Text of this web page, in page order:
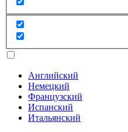
Английский
Немецкий
Французский
Испанский
Итальянский